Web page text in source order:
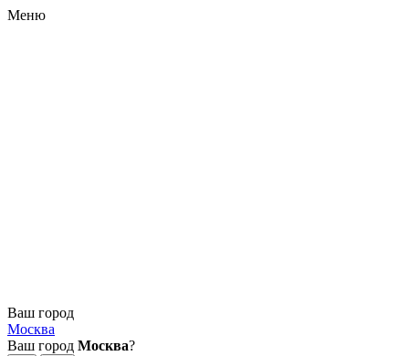
Меню
Ваш город
Москва
Ваш город Москва?